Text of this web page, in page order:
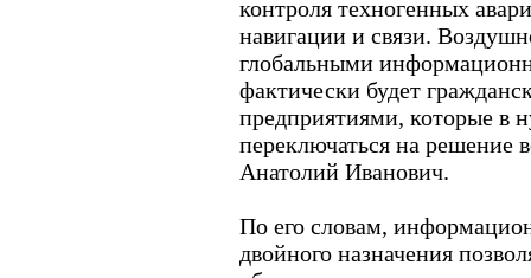
контроля техногенных
навигации и связи.
глобальными
фактически будет
предприятиями, которые в
переключаться на решение
Анатолий Иванович.
По его словам,
двойного назначения